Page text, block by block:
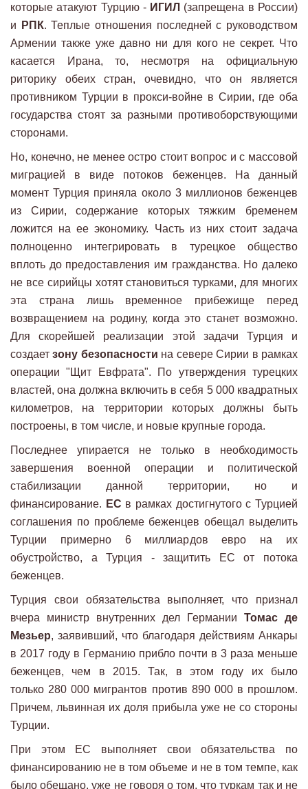
которые атакуют Турцию - ИГИЛ (запрещена в России)
и
РПК. Теплые отношения последней с руководством
Армении также уже давно ни для кого не секрет. Что
касается Ирана, то, несмотря на официальную
риторику обеих стран, очевидно, что он является
противником Турции в прокси-войне в Сирии, где оба
государства стоят за разными противоборствующими
сторонами.
Но, конечно, не менее остро стоит вопрос и с массовой
миграцией в виде потоков беженцев. На данный
момент Турция приняла около 3 миллионов беженцев
из Сирии, содержание которых тяжким бременем
ложится на ее экономику. Часть из них стоит задача
полноценно интегрировать в турецкое общество
вплоть до предоставления им гражданства. Но далеко
не все сирийцы хотят становиться турками, для многих
эта страна лишь временное прибежище перед
возвращением на родину, когда это станет возможно.
Для скорейшей реализации этой задачи Турция и
создаетзону безопасности на севере Сирии в рамках
операции "Щит Евфрата". По утверждения турецких
властей, она должна включить в себя 5 000 квадратных
километров, на территории которых должны быть
построены, в том числе, и новые крупные города.
Последнее упирается не только в необходимость
завершения военной операции и политической
стабилизации данной территории, но и
финансирование. ЕС в рамках достигнутого с Турцией
соглашения по проблеме беженцев обещал выделить
Турции примерно 6 миллиардов евро на их
обустройство, а Турция - защитить ЕС от потока
беженцев.
Турция свои обязательства выполняет, что признал
вчера министр внутренних дел Германии Томас де
Мезьер, заявивший, что благодаря действиям Анкары
в 2017 году в Германию прибло почти в 3 раза меньше
беженцев, чем в 2015. Так, в этом году их было
только 280 000 мигрантов против 890 000 в прошлом.
Причем, львинная их доля прибыла уже не со стороны
Турции.
При этом ЕС выполняет свои обязательства по
финансированию не в том объеме и не в том темпе, как
было обещано, уже не говоря о том, что туркам так и не